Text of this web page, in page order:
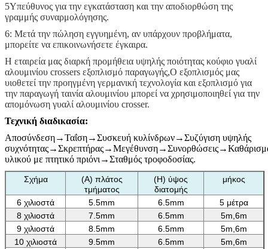
5Υπεύθυνος για την εγκατάσταση και την αποδιορθώ­ση της
γραμμής συναρμολόγησης.
6: Μετά την πώληση εγγυημένη, αν υπάρχουν προβλήματα,
μπορείτε να επικοινωνήσετε έγκαιρα.
Η εταιρεία μας διαρκή προμήθεια υψηλής ποιότητας κούφιο γυαλί
αλουμινίου crossers εξοπλισμό παραγωγής,Ο εξοπλισμός μας
υιοθετεί την προηγμένη γερμανική τεχνολογία και εξοπλισμό για
την παραγωγή ταινία αλουμινίου μπορεί να χρησιμοποιηθεί για την
απομόνωση γυαλί αλουμινίου crosser.
Τεχνική διαδικασία:
Αποσύνδεση→Ταΐση→Συσκευή κυλίνδρων→Συζύγιση υψηλής
υλικού με πτητικό πριόνι→Σταθμός τροφοδοσίας.
Σχήμα
(Α) πλάτος
τμήματος
(H) ύψος
διατομής
μήκος
6 χιλιοστά 5.5mm 6.5mm
5 μέτρα
8 χιλιοστά
7.5mm 6.5mm
5m,6m
9 χιλιοστά
8.5mm 6.5mm
5m,6m
10 χιλιοστά
9.5mm 6.5mm
5m,6m